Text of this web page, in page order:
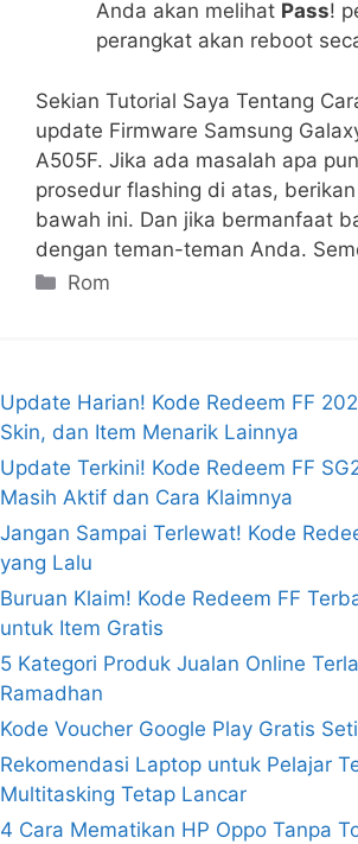
Anda akan melihat Pass!
perangkat akan reboot
Sekian Tutorial Saya Tentang
update Firmware Samsung
A505F. Jika ada masalah apa
prosedur flashing di atas,
bawah ini. Dan jika bermanfaat
dengan teman-teman Anda.
Kategori
Rom
Update Harian! Kode Redeem FF
Skin, dan Item Menarik Lainnya
Update Terkini! Kode Redeem FF
Masih Aktif dan Cara Klaimnya
Jangan Sampai Terlewat! Kode
yang Lalu
Buruan Klaim! Kode Redeem FF
untuk Item Gratis
5 Kategori Produk Jualan Online
Ramadhan
Kode Voucher Google Play Gratis
Rekomendasi Laptop untuk Pelajar
Multitasking Tetap Lancar
4 Cara Mematikan HP Oppo Tanpa